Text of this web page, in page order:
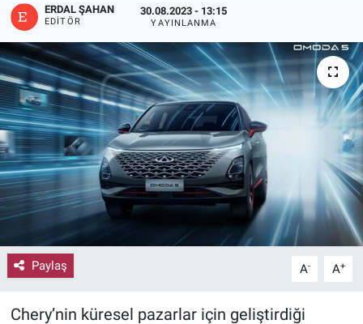
ERDAL ŞAHAN
EDITÖR
30.08.2023 - 13:15
YAYINLANMA
Paylaş A- A+
Chery’nin küresel pazarlar için geliştirdiği